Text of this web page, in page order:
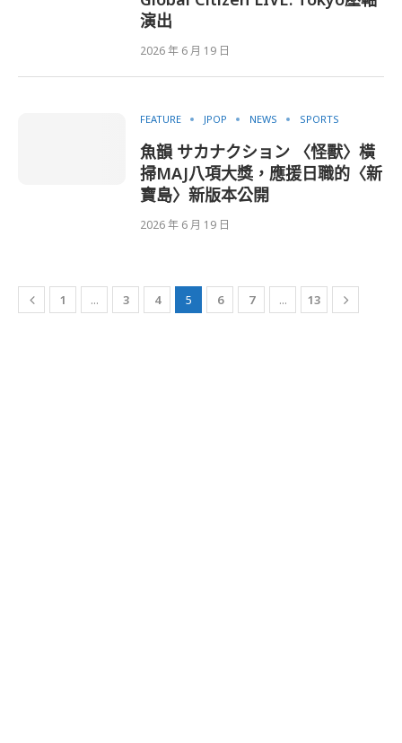
演出
2026 年 6 月 19 日
FEATURE JPOP NEWS SPORTS
魚韻 サカナクション 〈怪獸〉橫
掃MAJ八項大獎，應援日職的〈新
寶島〉新版本公開
2026 年 6 月 19 日
1 ... 3 4 5 6 7 ... 13